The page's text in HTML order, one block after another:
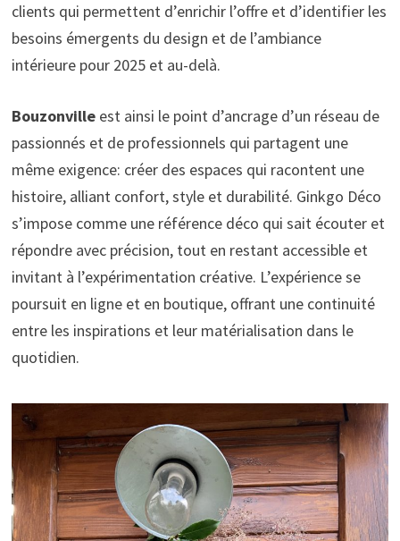
clients qui permettent d’enrichir l’offre et d’identifier les
besoins émergents du design et de l’ambiance
intérieure pour 2025 et au-delà.
Bouzonvilleest ainsi le point d’ancrage d’un réseau de
passionnés et de professionnels qui partagent une
même exigence: créer des espaces qui racontent une
histoire, alliant confort, style et durabilité. Ginkgo Déco
s’impose comme une référence déco qui sait écouter et
répondre avec précision, tout en restant accessible et
invitant à l’expérimentation créative. L’expérience se
poursuit en ligne et en boutique, offrant une continuité
entre les inspirations et leur matérialisation dans le
quotidien.